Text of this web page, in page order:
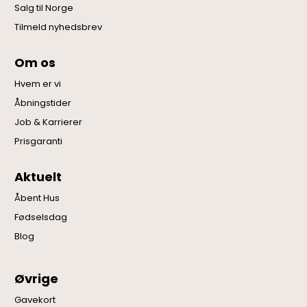
Salg til Norge
Tilmeld nyhedsbrev
Om os
Hvem er vi
Åbningstider
Job & Karrierer
Prisgaranti
Aktuelt
Åbent Hus
Fødselsdag
Blog
Øvrige
Gavekort